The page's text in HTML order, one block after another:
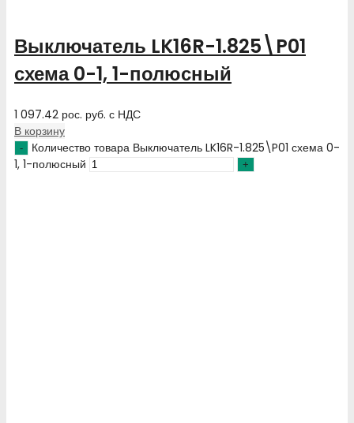
Выключатель LK16R-1.825\P01
схема 0-1, 1-полюсный
1 097.42 рос. руб. с НДС
В корзину
Количество товара Выключатель LK16R-1.825\P01 схема 0-
1, 1-полюсный